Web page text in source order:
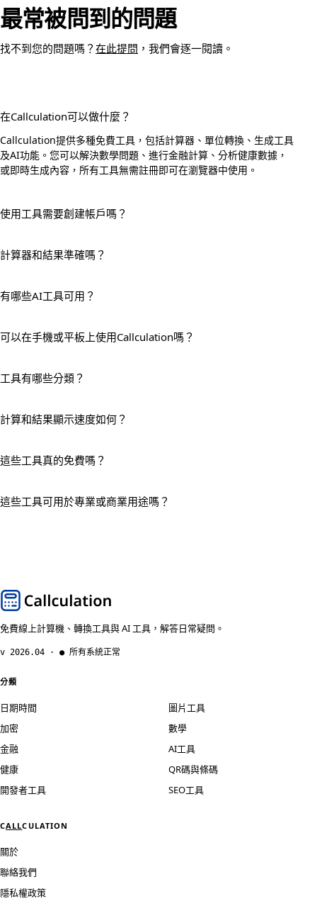
最常被問到的問題
找不到您的問題嗎？ 在此提問 ，我們會逐一閱讀。
在Callculation可以做什麼？
Callculation提供多種免費工具，包括計算器、單位轉換、生成工具
及AI功能。您可以解決數學問題、進行金融計算、分析健康數據，
或即時生成內容，所有工具無需註冊即可在瀏覽器中使用。
使用工具需要創建帳戶嗎？
計算器和結果準確嗎？
有哪些AI工具可用？
可以在手機或平板上使用Callculation嗎？
工具有哪些分類？
計算和結果顯示速度如何？
這些工具真的免費嗎？
這些工具可用於專業或商業用途嗎？
免費線上計算機、轉換工具與 AI 工具，解答日常疑問。
v 2026.04 · ● 所有系統正常
分類
日期時間
加密
金融
健康
開發者工具
圖片工具
數學
AI工具
QR碼與條碼
SEO工具
CALLCULATION
關於
聯絡我們
隱私權政策